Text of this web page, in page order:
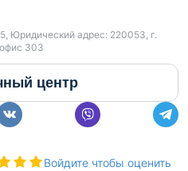
Юридический адрес: 220053, г.
303
центр
Войдите чтобы оценить